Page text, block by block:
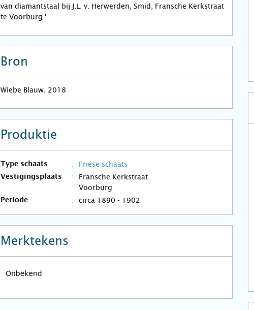
van diamantstaal bij J.L. v. Herwerden, Smid, Fransche Kerkstraat
te Voorburg.'
Bron
Wiebe Blauw, 2018
Produktie
Type schaats Friese schaats
Vestigingsplaats
Fransche Kerkstraat
Voorburg
Periode circa 1890 - 1902
Merktekens